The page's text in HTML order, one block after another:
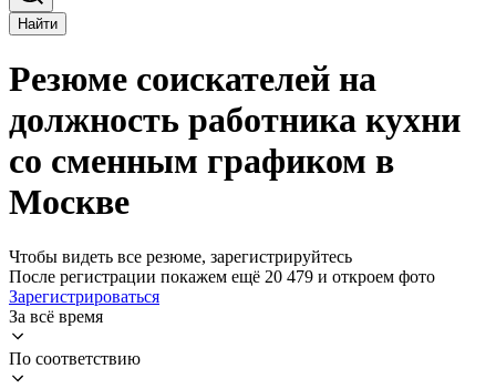
Найти
Резюме соискателей на
должность работника кухни
со сменным графиком в
Москве
Чтобы видеть все резюме, зарегистрируйтесь
После регистрации покажем ещё 20 479 и откроем фото
Зарегистрироваться
За всё время
По соответствию